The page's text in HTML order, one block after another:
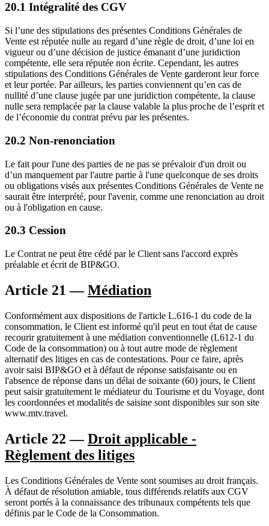
20.1 Intégralité des CGV
Si l’une des stipulations des présentes Conditions Générales de
Vente est réputée nulle au regard d’une règle de droit, d’une loi en
vigueur ou d’une décision de justice émanant d’une juridiction
compétente, elle sera réputée non écrite. Cependant, les autres
stipulations des Conditions Générales de Vente garderont leur force
et leur portée. Par ailleurs, les parties conviennent qu’en cas de
nullité d’une clause jugée par une juridiction compétente, la clause
nulle sera remplacée par la clause valable la plus proche de l’esprit et
de l’économie du contrat prévu par les présentes.
20.2 Non-renonciation
Le fait pour l'une des parties de ne pas se prévaloir d'un droit ou
d’un manquement par l'autre partie à l'une quelconque de ses droits
ou obligations visés aux présentes Conditions Générales de Vente ne
saurait être interprété, pour l'avenir, comme une renonciation au droit
ou à l'obligation en cause.
20.3 Cession
Le Contrat ne peut être cédé par le Client sans l'accord exprès
préalable et écrit de BIP&GO.
Article 21 —Médiation
Conformément aux dispositions de l'article L.616-1 du code de la
consommation, le Client est informé qu'il peut en tout état de cause
recourir gratuitement à une médiation conventionnelle (L612-1 du
Code de la consommation) ou à tout autre mode de règlement
alternatif des litiges en cas de contestations. Pour ce faire, après
avoir saisi BIP&GO et à défaut de réponse satisfaisante ou en
l'absence de réponse dans un délai de soixante (60) jours, le Client
peut saisir gratuitement le médiateur du Tourisme et du Voyage, dont
les coordonnées et modalités de saisine sont disponibles sur son site
www.mtv.travel.
Article 22 —Droit applicable -
Règlement des litiges
Les Conditions Générales de Vente sont soumises au droit français.
À défaut de résolution amiable, tous différends relatifs aux CGV
seront portés à la connaissance des tribunaux compétents tels que
définis par le Code de la Consommation.